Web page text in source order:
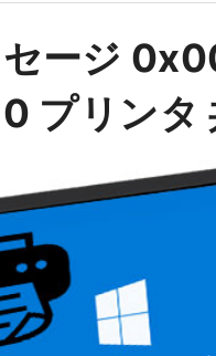
セージ
プリンタ